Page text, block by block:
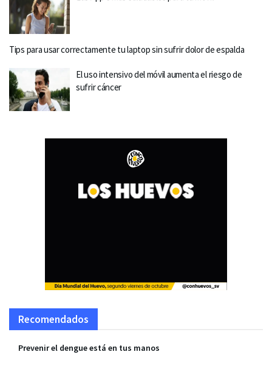
Tips para usar correctamente tu laptop sin sufrir dolor de espalda
El uso intensivo del móvil aumenta el riesgo de
sufrir cáncer
Recomendados
Prevenir el dengue está en tus manos